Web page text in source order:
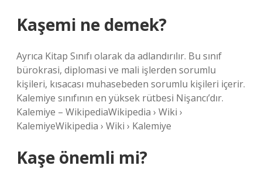
Kaşemi ne demek?
Ayrıca Kitap Sınıfı olarak da adlandırılır. Bu sınıf
bürokrasi, diplomasi ve mali işlerden sorumlu
kişileri, kısacası muhasebeden sorumlu kişileri içerir.
Kalemiye sınıfının en yüksek rütbesi Nişancı’dır.
Kalemiye – WikipediaWikipedia › Wiki ›
KalemiyeWikipedia › Wiki › Kalemiye
Kaşe önemli mi?